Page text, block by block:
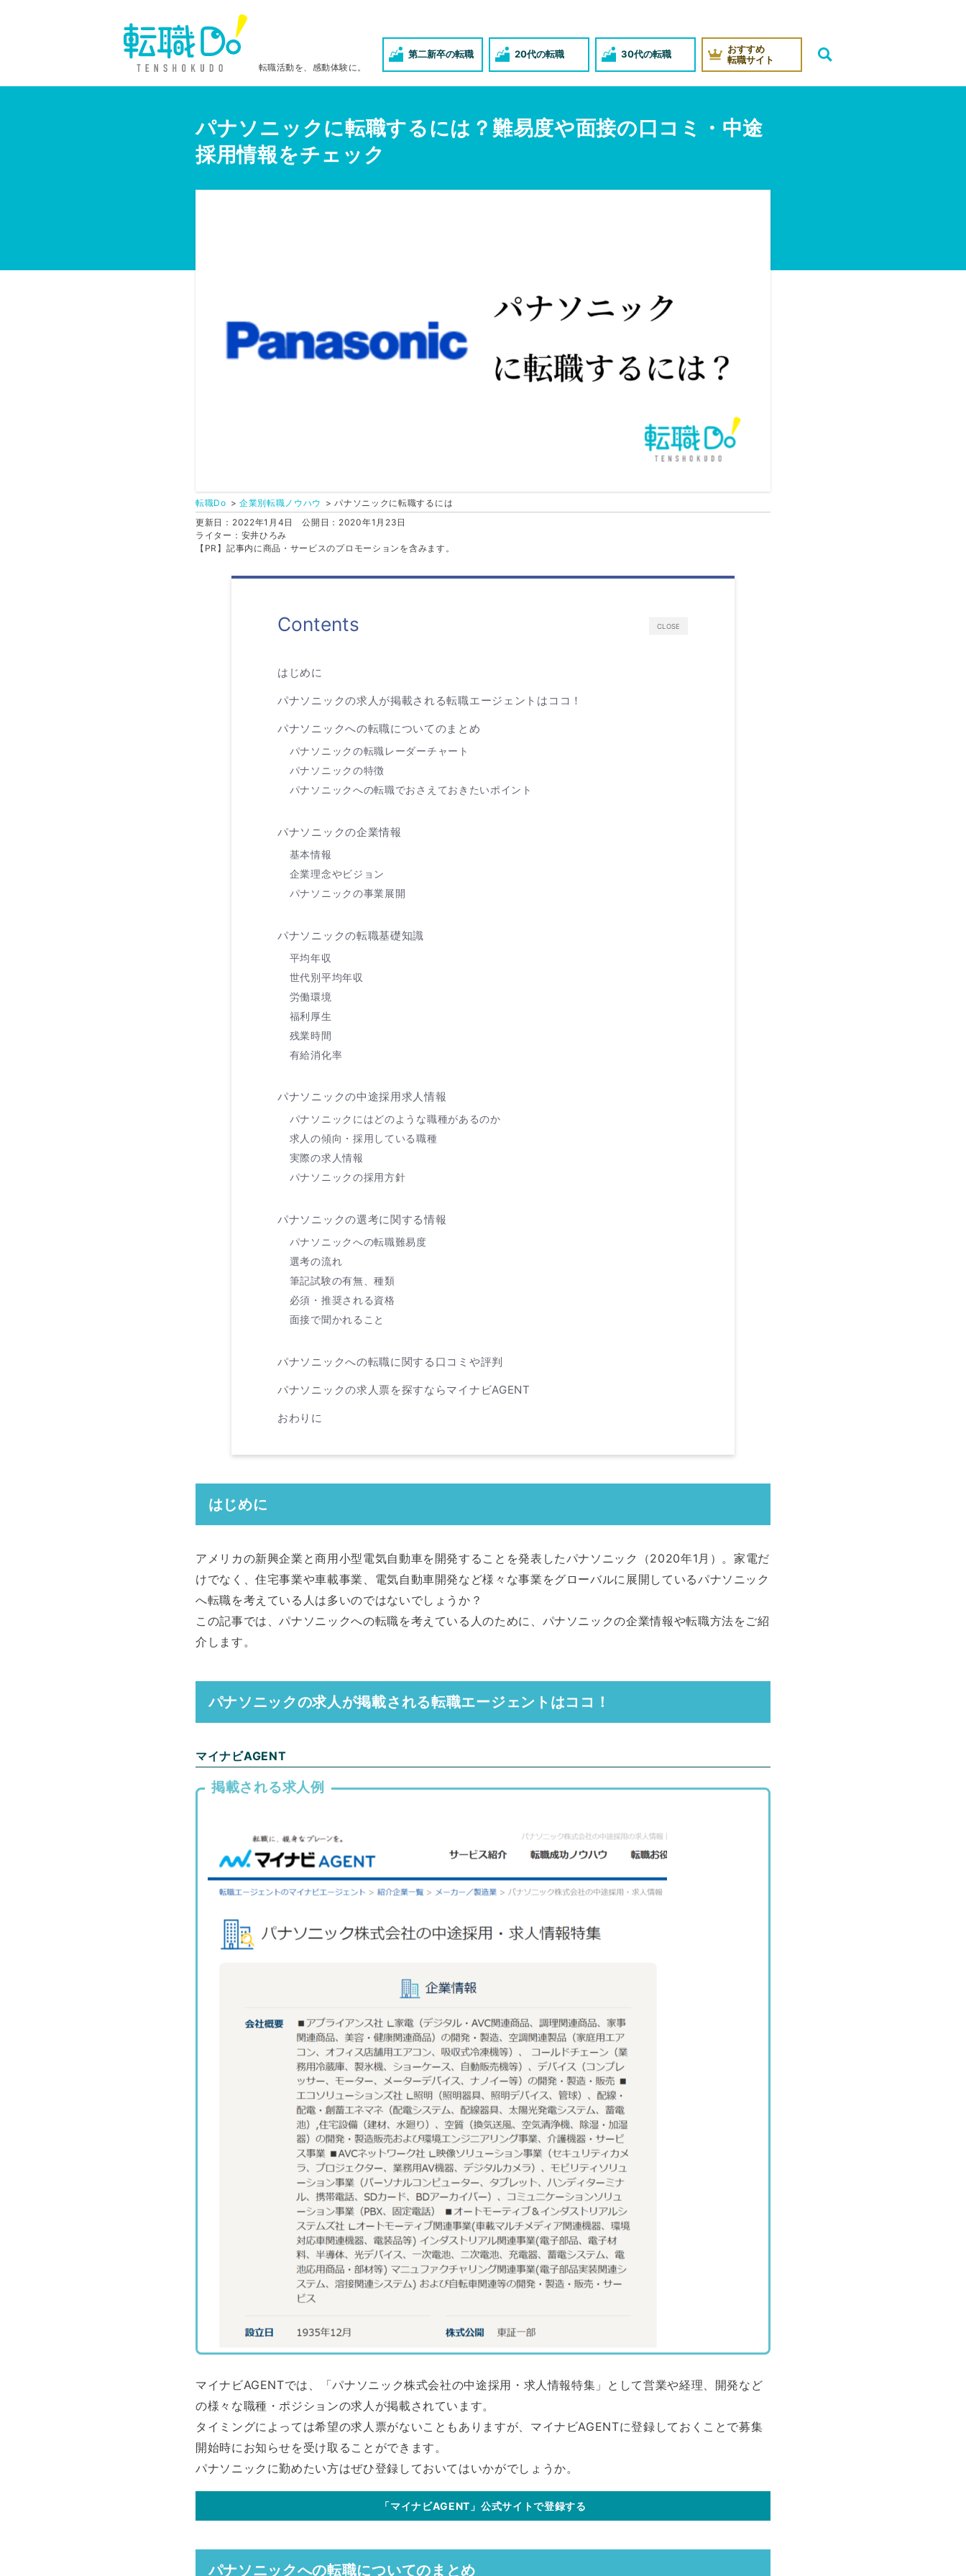
転職活動を、感動体験に。
第二新卒の転職 20代の転職 30代の転職
おすすめ
転職サイト
パナソニックに転職するには？難易度や面接の口コミ・中途
採用情報をチェック
転職Do 企業別転職ノウハウ
パナソニックに転職するには
更新日：2022年1月4日
公開日：2020年1月23日
ライター：安井ひろみ
【PR】記事内に商品・サービスのプロモーションを含みます。
CLOSE
Contents
はじめに
パナソニックの求人が掲載される転職エージェントはココ！
パナソニックへの転職についてのまとめ
パナソニックの転職レーダーチャート
パナソニックの特徴
パナソニックへの転職でおさえておきたいポイント
パナソニックの企業情報
基本情報
企業理念やビジョン
パナソニックの事業展開
パナソニックの転職基礎知識
平均年収
世代別平均年収
労働環境
福利厚生
残業時間
有給消化率
パナソニックの中途採用求人情報
パナソニックにはどのような職種があるのか
求人の傾向・採用している職種
実際の求人情報
パナソニックの採用方針
パナソニックの選考に関する情報
パナソニックへの転職難易度
選考の流れ
筆記試験の有無、種類
必須・推奨される資格
面接で聞かれること
パナソニックへの転職に関する口コミや評判
パナソニックの求人票を探すならマイナビAGENT
おわりに
はじめに
アメリカの新興企業と商用小型電気自動車を開発することを発表したパナソニック（2020年1月）。家電だ
けでなく、住宅事業や車載事業、電気自動車開発など様々な事業をグローバルに展開しているパナソニック
へ転職を考えている人は多いのではないでしょうか？
この記事では、パナソニックへの転職を考えている人のために、パナソニックの企業情報や転職方法をご紹
介します。
パナソニックの求人が掲載される転職エージェントはココ！
マイナビAGENT
掲載される求人例
マイナビAGENTでは、「パナソニック株式会社の中途採用・求人情報特集」として営業や経理、開発など
の様々な職種・ポジションの求人が掲載されています。
タイミングによっては希望の求人票がないこともありますが、マイナビAGENTに登録しておくことで募集
開始時にお知らせを受け取ることができます。
パナソニックに勤めたい方はぜひ登録しておいてはいかがでしょうか。
「マイナビAGENT」公式サイトで登録する
パナソニックへの転職についてのまとめ